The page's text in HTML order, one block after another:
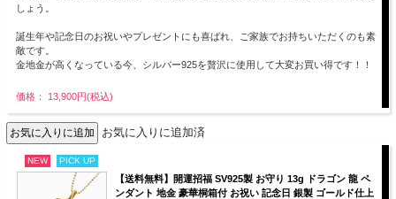
しょう。
誕生年や記念日のお祝いやプレゼントにも喜ばれ、ご家族でお持ちいただくのも素
敵です。
金地金が高くなっている今、シルバー925を贅沢に使用して大変お買い得です！！
価格： 13,900円(税込)
お気に入りに追加済
NEW PICK UP
【送料無料】開運招福 SV925製 お守り 13g ドラゴン 龍 ペ
ンダント 地金 豪華桐箱付 お祝い 記念日 銀製 ゴールド仕上